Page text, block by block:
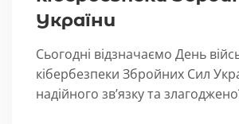
України
Сьогодні відзначаємо День
кібербезпеки Збройних Сил
надійного зв’язку та